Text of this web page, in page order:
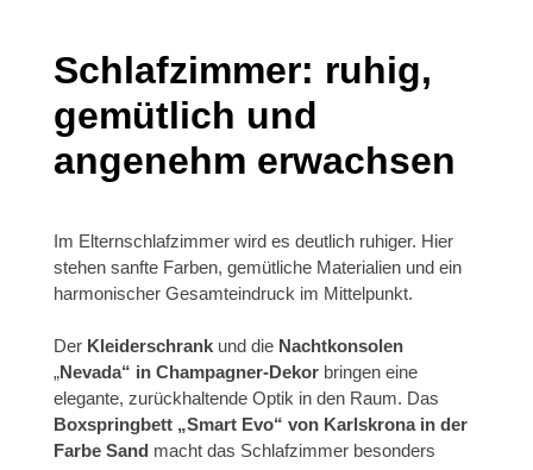
Schlafzimmer: ruhig,
gemütlich und
angenehm erwachsen
Im Elternschlafzimmer wird es deutlich ruhiger. Hier
stehen sanfte Farben, gemütliche Materialien und ein
harmonischer Gesamteindruck im Mittelpunkt.
Der Kleiderschrank und die Nachtkonsolen
„Nevada“ in Champagner-Dekor bringen eine
elegante, zurückhaltende Optik in den Raum. Das
Boxspringbett „Smart Evo“ von Karlskrona in der
Farbe Sand macht das Schlafzimmer besonders